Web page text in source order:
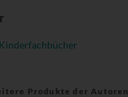
Kinderfachbücher
Produkte der Autoren